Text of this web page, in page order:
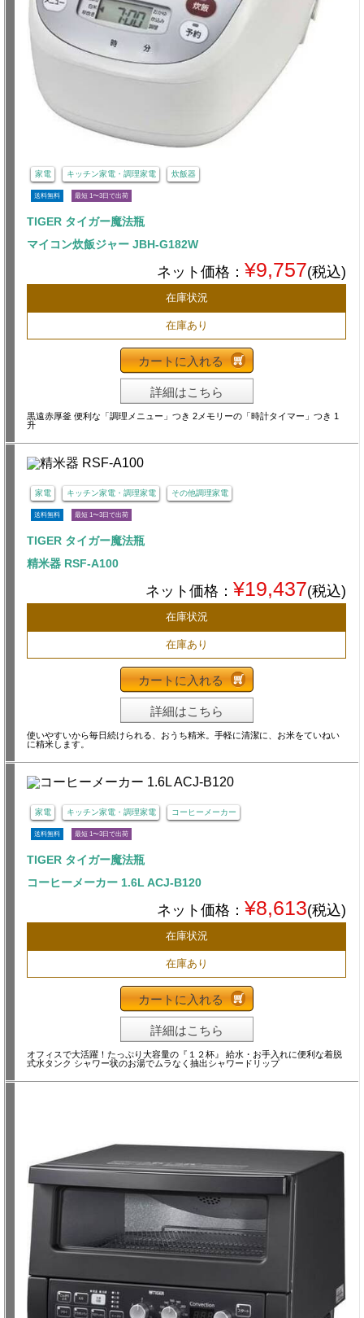
家電 キッチン家電・調理家電 炊飯器
送料無料 最短 1〜3日で出荷
TIGER タイガー魔法瓶
マイコン炊飯ジャー JBH-G182W
ネット価格： ¥9,757(税込)
在庫状況
在庫あり
カートに入れる
詳細はこちら
黒遠赤厚釜 便利な「調理メニュー」つき 2メモリーの「時計タイマー」つき 1
升
家電 キッチン家電・調理家電 その他調理家電
送料無料 最短 1〜3日で出荷
TIGER タイガー魔法瓶
精米器 RSF-A100
ネット価格： ¥19,437(税込)
在庫状況
在庫あり
カートに入れる
詳細はこちら
使いやすいから毎日続けられる、おうち精米。手軽に清潔に、お米をていねい
に精米します。
家電 キッチン家電・調理家電 コーヒーメーカー
送料無料 最短 1〜3日で出荷
TIGER タイガー魔法瓶
コーヒーメーカー 1.6L ACJ-B120
ネット価格： ¥8,613(税込)
在庫状況
在庫あり
カートに入れる
詳細はこちら
オフィスで大活躍！たっぷり大容量の『１２杯』 給水・お手入れに便利な着脱
式水タンク シャワー状のお湯でムラなく抽出シャワードリップ